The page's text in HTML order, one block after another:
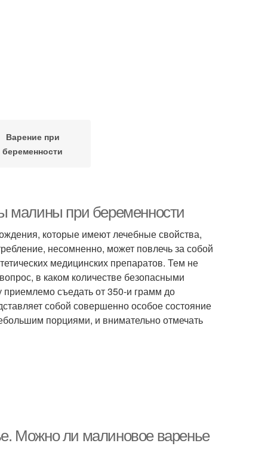
Варение при
беременности
малины при беременности
которые имеют лечебные свойства,
несомненно, может повлечь за собой
медицинских препаратов. Тем не
в каком количестве безопасными
съедать от 350-и грамм до
собой совершенно особое состояние
порциями, и внимательно отмечать
Можно ли малиновое варенье